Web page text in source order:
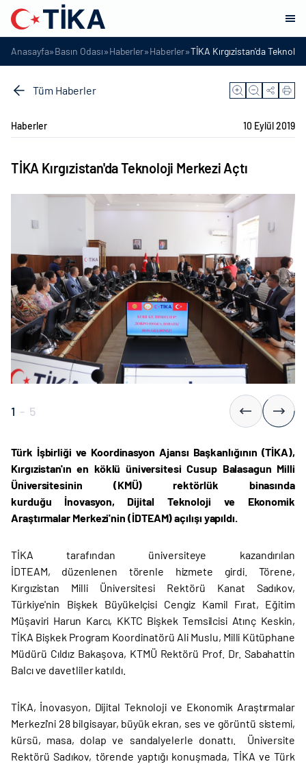
Anasayfa»Basın Odası»Haberler»Haberler»TİKA Kırgızistan'da
Tüm Haberler
Haberler 10 Eylül 2019
TİKA Kırgızistan'da Teknoloji Merkezi Açtı
1 - 5
Türk İşbirliği ve Koordinasyon Ajansı Başkanlığının (TİKA),
Kırgızistan'ın en köklü üniversitesi Cusup Balasagun Milli
Üniversitesinin (KMÜ) rektörlük binasında
kurduğu İnovasyon, Dijital Teknoloji ve Ekonomik
Araştırmalar Merkezi'nin (İDTEAM) açılışı yapıldı.
TİKA tarafından üniversiteye kazandırılan
İDTEAM, düzenlenen törenle hizmete girdi. Törene,
Kırgızistan Milli Üniversitesi Rektörü Kanat Sadıkov,
Türkiye'nin Bişkek Büyükelçisi Cengiz Kamil Fırat, Eğitim
Müşaviri Harun Karcı, KKTC Bişkek Temsilcisi Atınç Keskin,
TİKA Bişkek Program Koordinatörü Ali Muslu, Milli Kütüphane
Müdürü Cıldız Bakaşova, KTMÜ Rektörü Prof. Dr. Sabahattin
Balcı ve davetliler katıldı.
TİKA, İnovasyon, Dijital Teknoloji ve Ekonomik Araştırmalar
Merkezi'ni 28 bilgisayar, büyük ekran, ses ve görüntü sistemi,
kürsü, masa, dolap ve sandalyelerle donattı. Üniversite
Rektörü Sadıkov, törende yaptığı konuşmada, TİKA ve Türk